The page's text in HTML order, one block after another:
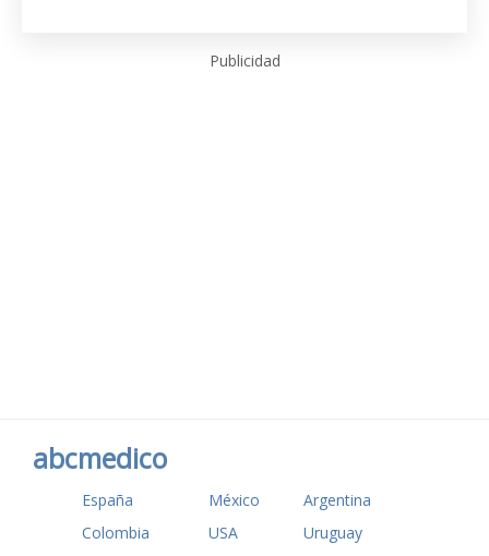
Publicidad
abcmedico
España México
Argentina
Colombia
USA
Uruguay